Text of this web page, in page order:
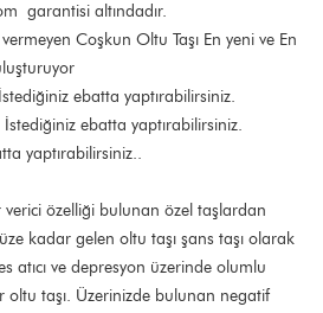
garantisi altındadır.
Coşkun Oltu Taşı En yeni ve En
ebatta yaptırabilirsiniz.
ebatta yaptırabilirsiniz.
yaptırabilirsiniz..
verici özelliği bulunan özel taşlardan
kadar gelen oltu taşı şans taşı olarak
atıcı ve depresyon üzerinde olumlu
oltu taşı. Üzerinizde bulunan negatif